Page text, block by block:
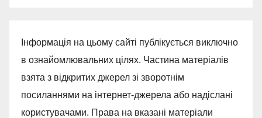
Інформація на цьому сайті публікується виключно
в ознайомлювальних цілях. Частина матеріалів
взята з відкритих джерел зі зворотнім
посиланнями на інтернет-джерела або надіслані
користувачами. Права на вказані матеріали